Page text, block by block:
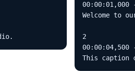
00:00:01,000
Welcome to
2
00:00:04,500
This caption